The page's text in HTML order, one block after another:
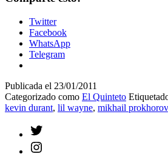
Twitter
Facebook
WhatsApp
Telegram
Publicada el 23/01/2011
Categorizado como El Quinteto
kevin durant, lil wayne, mikhail prokhorov